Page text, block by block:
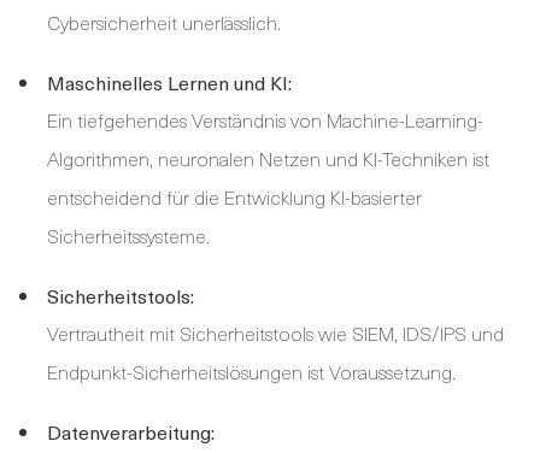
Cybersicherheit unerlässlich.
Maschinelles Lernen und KI:
Ein tiefgehendes Verständnis von Machine-Learning-
Algorithmen, neuronalen Netzen und KI-Techniken ist
entscheidend für die Entwicklung KI-basierter
Sicherheitssysteme.
Sicherheitstools:
Vertrautheit mit Sicherheitstools wie SIEM, IDS/IPS und
Endpunkt-Sicherheitslösungen ist Voraussetzung.
Datenverarbeitung: